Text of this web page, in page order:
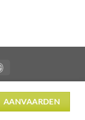
AANVAARDEN